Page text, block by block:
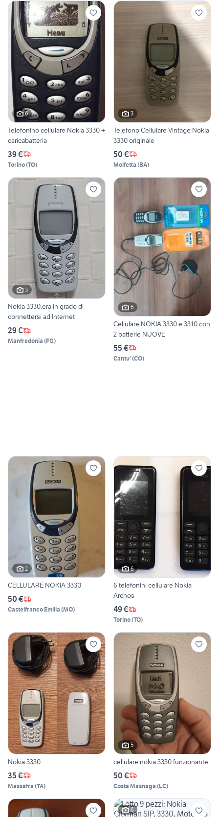
6
Telefonino cellulare Nokia 3330 +
caricabatteria
39 €
Torino(TO)
3
Telefono Cellulare Vintage Nokia
3330 originale
50 €
Molfetta (BA)
3
Nokia 3330:era in grado di
connettersi ad Internet
29 €
Manfredonia (FG)
6
Cellulare NOKIA 3330 e 3310 con
2 batterie NUOVE
55 €
Cantu' (CO)
2
CELLULARE NOKIA 3330
50 €
Castelfranco Emilia (MO)
6
6 telefonini cellulare Nokia
Archos
49 €
Torino(TO)
Nokia 3330
35 €
Massafra (TA)
5
cellulare nokia 3330 funzionante
50 €
Costa Masnaga (LC)
6